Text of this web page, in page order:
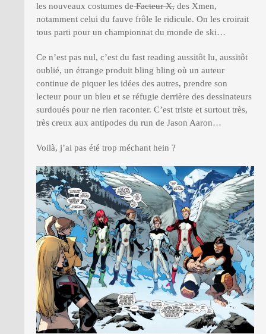
les nouveaux costumes deFacteur X, des Xmen,
notamment celui du fauve frôle le ridicule. On les croirait
tous parti pour un championnat du monde de ski…
Ce n’est pas nul, c’est du fast reading aussitôt lu, aussitôt
oublié, un étrange produit bling bling où un auteur
continue de piquer les idées des autres, prendre son
lecteur pour un bleu et se réfugie derrière des dessinateurs
surdoués pour ne rien raconter. C’est triste et surtout très,
très creux aux antipodes du run de Jason Aaron…
Voilà, j’ai pas été trop méchant hein ?